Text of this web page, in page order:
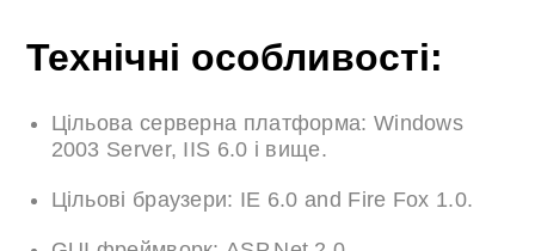
Технічні особливості:
Цільова серверна платформа: Windows
2003 Server, IIS 6.0 і вище.
Цільові браузери: IE 6.0 and Fire Fox 1.0.